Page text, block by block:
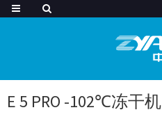
E 5 PRO -102℃冻干机